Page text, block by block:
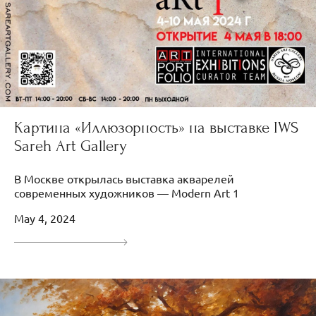
Картина «Иллюзорность» на выставке IWS
Sareh Art Gallery
В Москве открылась выставка акварелей
современных художников — Modern Art 1
May 4, 2024